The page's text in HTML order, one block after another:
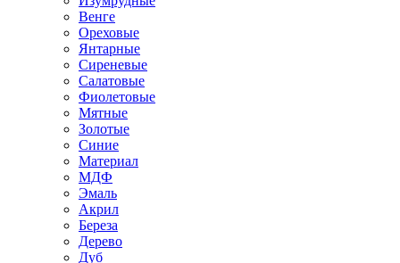
Венге
Ореховые
Янтарные
Сиреневые
Салатовые
Фиолетовые
Мятные
Золотые
Синие
Материал
МДФ
Эмаль
Акрил
Береза
Дерево
Дуб